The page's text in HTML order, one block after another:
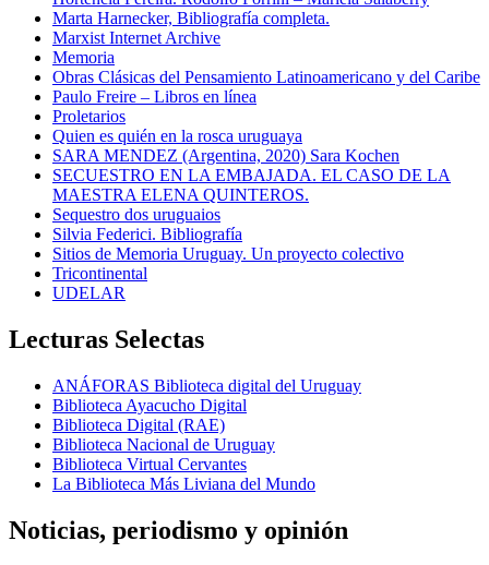
Marta Harnecker, Bibliografía completa.
Marxist Internet Archive
Memoria
Obras Clásicas del Pensamiento Latinoamericano y del Caribe
Paulo Freire – Libros en línea
Proletarios
Quien es quién en la rosca uruguaya
SARA MENDEZ (Argentina, 2020) Sara Kochen
SECUESTRO EN LA EMBAJADA. EL CASO DE LA
MAESTRA ELENA QUINTEROS.
Sequestro dos uruguaios
Silvia Federici. Bibliografía
Sitios de Memoria Uruguay. Un proyecto colectivo
Tricontinental
UDELAR
Lecturas Selectas
ANÁFORAS Biblioteca digital del Uruguay
Biblioteca Ayacucho Digital
Biblioteca Digital (RAE)
Biblioteca Nacional de Uruguay
Biblioteca Virtual Cervantes
La Biblioteca Más Liviana del Mundo
Noticias, periodismo y opinión